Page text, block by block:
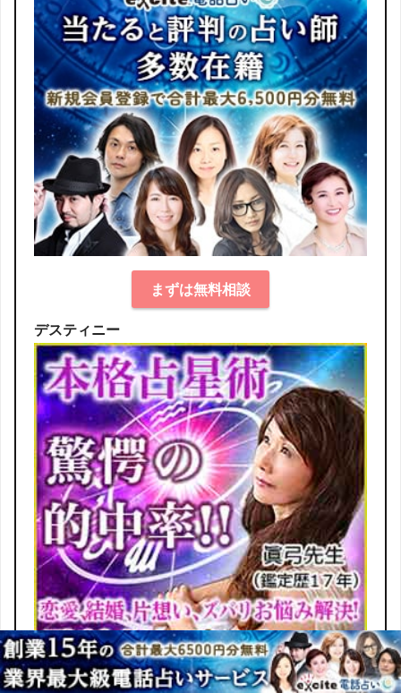
まずは無料相談
デスティニー